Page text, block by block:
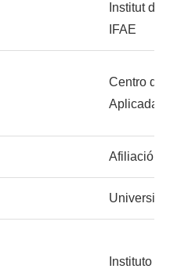
Institut de
IFAE
Centro de
Aplicada
Afiliación
Instituto